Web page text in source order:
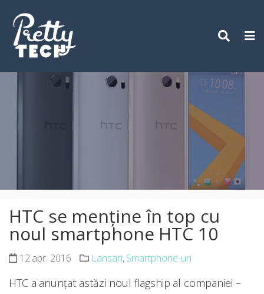
content
HTC se menține în top cu
noul smartphone HTC 10
12 apr. 2016 Lansari,Smartphone-uri
HTC a anunțat astăzi noul flagship al companiei –